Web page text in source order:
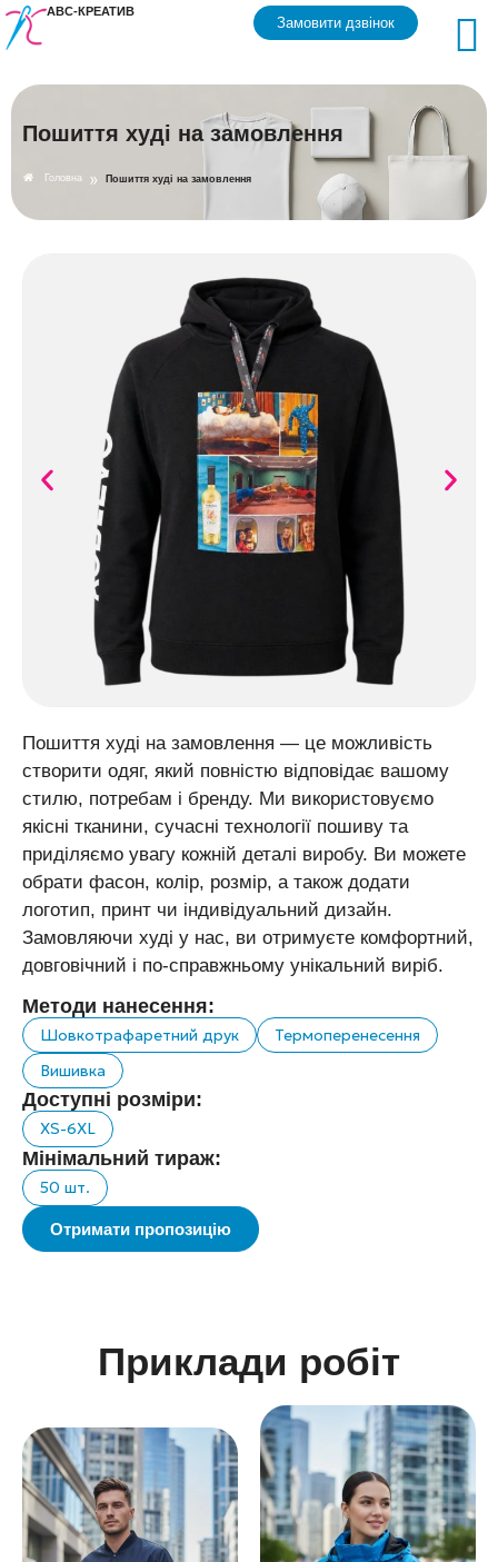
АВС-КРЕАТИВ
Замовити дзвінок
Пошиття худі на замовлення
Головна » Пошиття худі на замовлення
Пошиття худі на замовлення — це можливість
створити одяг, який повністю відповідає вашому
стилю, потребам і бренду. Ми використовуємо
якісні тканини, сучасні технології пошиву та
приділяємо увагу кожній деталі виробу. Ви можете
обрати фасон, колір, розмір, а також додати
логотип, принт чи індивідуальний дизайн.
Замовляючи худі у нас, ви отримуєте комфортний,
довговічний і по-справжньому унікальний виріб.
Методи нанесення:
Шовкотрафаретний друк
Термоперенесення
Вишивка
Доступні розміри:
XS-6XL
Мінімальний тираж:
50 шт.
Отримати пропозицію
Приклади робіт